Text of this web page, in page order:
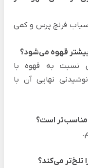
فرنچ پرس و کمی
بیشتر قهوه می‌شود؟
نسبت به قهوه با
نهایی آن با
مناسب‌تر است؟
تلخ‌تر می‌کند؟